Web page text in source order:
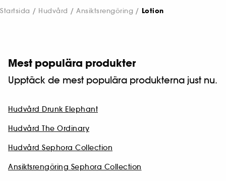
Startsida Hudvård Ansiktsrengöring Lotion
Mest populära produkter
Upptäck de mest populära produkterna just nu.
Hudvård Drunk Elephant
Hudvård The Ordinary
Hudvård Sephora Collection
Ansiktsrengöring Sephora Collection